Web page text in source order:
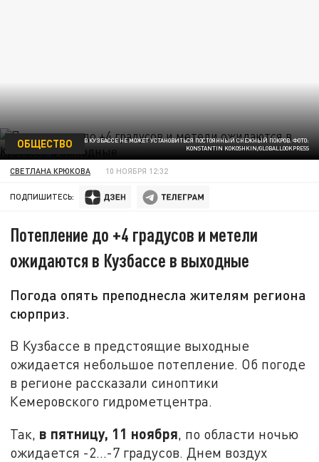
ИЗ-ЗА ПОГОДЫ В КУЗБАССЕ НЕ МОЖЕТ УСТАНОВИТЬСЯ ПОСТОЯННЫЙ СНЕЖНЫЙ ПОКРОВ. ФОТО:
KONSTANTIN KOKOSHKIN/GLOBALLOOKPRESS
ОБЩЕСТВО
СВЕТЛАНА КРЮКОВА 10 НОЯБРЯ 12:32
ПОДПИШИТЕСЬ:
Потепление до +4 градусов и метели
ожидаются в Кузбассе в выходные
Погода опять преподнесла жителям региона
сюрприз.
В Кузбассе в предстоящие выходные
ожидается небольшое потепление. Об погоде
в регионе рассказали синоптики
Кемеровского гидрометцентра.
Так, в пятницу, 11 ноября, по области ночью
ожидается -2…-7 градусов. Днем воздух